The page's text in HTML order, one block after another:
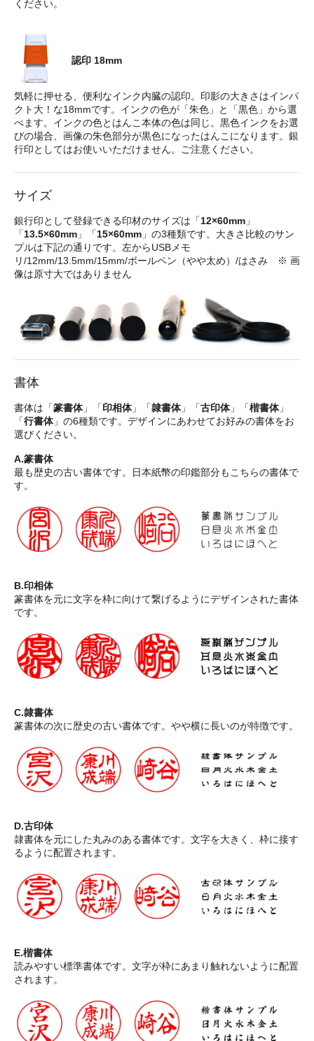
ください。
認印 18mm
気軽に押せる、便利なインク内臓の認印。印影の大きさはインパ
クト大！な18mmです。インクの色が「朱色」と「黒色」から選
べます。インクの色とはんこ本体の色は同じ。黒色インクをお選
びの場合、画像の朱色部分が黒色になったはんこになります。銀
行印としてはお使いいただけません。ご注意ください。
サイズ
銀行印として登録できる印材のサイズは「12×60mm 」
「13.5×60mm 」「15×60mm 」の3種類です。大きさ比較のサン
プルは下記の通りです。左からUSBメモ
リ/12mm/13.5mm/15mm/ボールペン（やや太め）/はさみ ※ 画
像は原寸大ではありません
書体
書体は「篆書体」「印相体」「隷書体」「古印体」「楷書体」
「行書体」の6種類です。デザインにあわせてお好みの書体をお
選びください。
A.篆書体
最も歴史の古い書体です。日本紙幣の印鑑部分もこちらの書体で
す。
B.印相体
篆書体を元に文字を枠に向けて繋げるようにデザインされた書体
です。
C.隷書体
篆書体の次に歴史の古い書体です。やや横に長いのが特徴です。
D.古印体
隷書体を元にした丸みのある書体です。文字を大きく、枠に接す
るように配置されます。
E.楷書体
読みやすい標準書体です。文字が枠にあまり触れないように配置
されます。